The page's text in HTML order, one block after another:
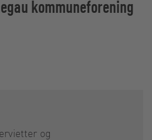
kommuneforening
og